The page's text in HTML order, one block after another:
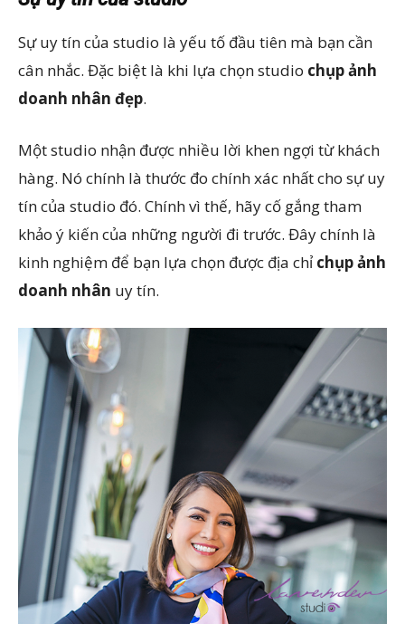
Sự uy tín của studio là yếu tố đầu tiên mà bạn cần
cân nhắc. Đặc biệt là khi lựa chọn studio chụp ảnh
doanh nhân đẹp.
Một studio nhận được nhiều lời khen ngợi từ khách
hàng. Nó chính là thước đo chính xác nhất cho sự uy
tín của studio đó. Chính vì thế, hãy cố gắng tham
khảo ý kiến của những người đi trước. Đây chính là
kinh nghiệm để bạn lựa chọn được địa chỉ chụp ảnh
doanh nhân uy tín.